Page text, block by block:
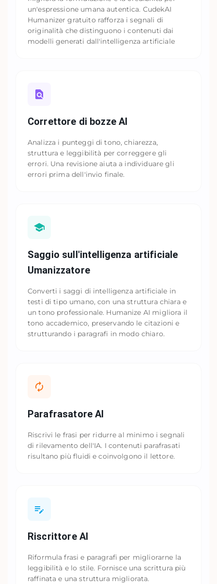
un'espressione umana autentica. CudekAI
Humanizer gratuito rafforza i segnali di
originalità che distinguono i contenuti dai
modelli generati dall'intelligenza artificiale
Correttore di bozze AI
Analizza i punteggi di tono, chiarezza,
struttura e leggibilità per correggere gli
errori. Una revisione aiuta a individuare gli
errori prima dell'invio finale.
Saggio sull'intelligenza artificiale
Umanizzatore
Converti i saggi di intelligenza artificiale in
testi di tipo umano, con una struttura chiara e
un tono professionale. Humanize AI migliora il
tono accademico, preservando le citazioni e
strutturando i paragrafi in modo chiaro.
Parafrasatore AI
Riscrivi le frasi per ridurre al minimo i segnali
di rilevamento dell'IA. I contenuti parafrasati
risultano più fluidi e coinvolgono il lettore.
Riscrittore AI
Riformula frasi e paragrafi per migliorarne la
leggibilità e lo stile. Fornisce una scrittura più
raffinata e una struttura migliorata.